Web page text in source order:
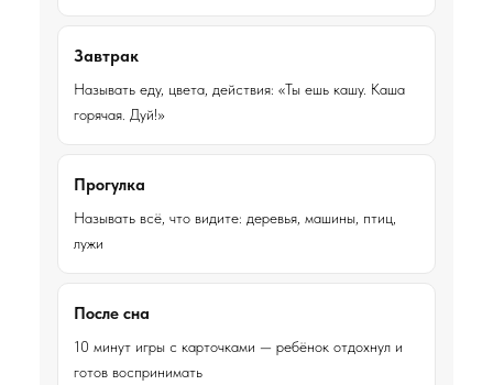
Завтрак
Называть еду, цвета, действия: «Ты ешь кашу. Каша
горячая. Дуй!»
Прогулка
Называть всё, что видите: деревья, машины, птиц,
лужи
После сна
10 минут игры с карточками — ребёнок отдохнул и
готов воспринимать